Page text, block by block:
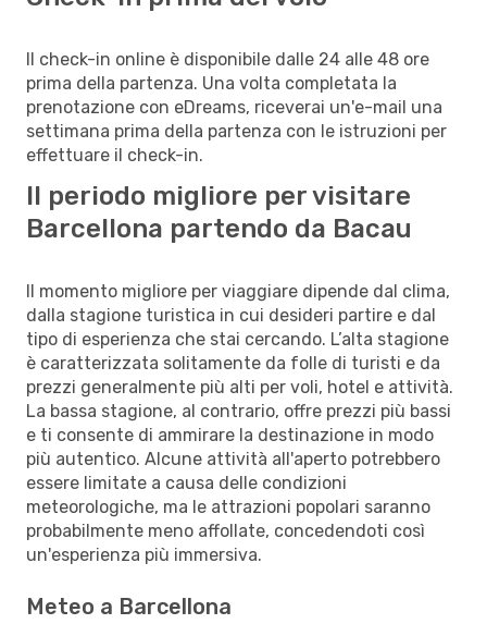
Il check-in online è disponibile dalle 24 alle 48 ore
prima della partenza. Una volta completata la
prenotazione con eDreams, riceverai un'e-mail una
settimana prima della partenza con le istruzioni per
effettuare il check-in.
Il periodo migliore per visitare
Barcellona partendo da Bacau
Il momento migliore per viaggiare dipende dal clima,
dalla stagione turistica in cui desideri partire e dal
tipo di esperienza che stai cercando. L’alta stagione
è caratterizzata solitamente da folle di turisti e da
prezzi generalmente più alti per voli, hotel e attività.
La bassa stagione, al contrario, offre prezzi più bassi
e ti consente di ammirare la destinazione in modo
più autentico. Alcune attività all'aperto potrebbero
essere limitate a causa delle condizioni
meteorologiche, ma le attrazioni popolari saranno
probabilmente meno affollate, concedendoti così
un'esperienza più immersiva.
Meteo a Barcellona